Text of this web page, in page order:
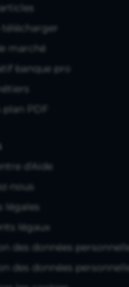
télécharger
marché
banque pro
plan PDF
d'Aide
nous
légales
légaux
des données
des données